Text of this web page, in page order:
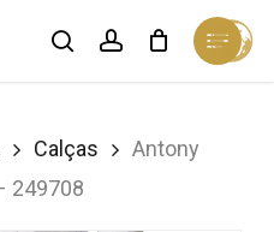
searchaccount
Menu
Close
Cart
Calças
Antony
249708